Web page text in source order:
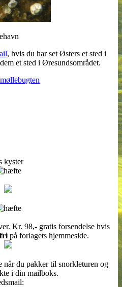
, hvis du har set Østers et sted i
et sted i Øresundsområdet.
kyster
Kr. 98,- gratis forsendelse hvis
på forlagets hjemmeside.
når du pakker til snorkleturen og
i din mailboks.